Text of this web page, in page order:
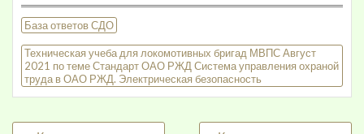
База ответов СДО
Техническая учеба для локомотивных бригад МВПС Август
2021 по теме Стандарт ОАО РЖД Система управления охраной
труда в ОАО РЖД. Электрическая безопасность